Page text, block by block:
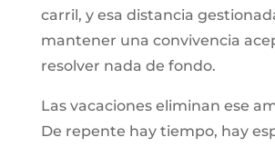
carril, y esa distancia
mantener una convivencia
resolver nada de fondo.
Las vacaciones eliminan ese
De repente hay tiempo, hay